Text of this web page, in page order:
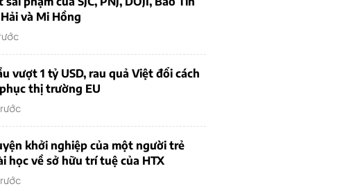
và Mi Hồng
vượt 1 tỷ USD, rau quả Việt đổi cách
thị trường EU
khởi nghiệp của một người trẻ
học về sở hữu trí tuệ của HTX